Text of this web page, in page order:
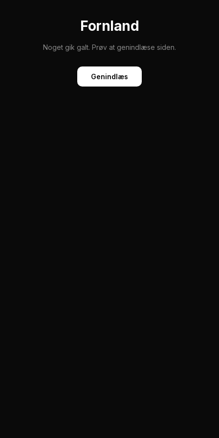
Fornland
Noget gik galt. Prøv at genindlæse siden.
Genindlæs